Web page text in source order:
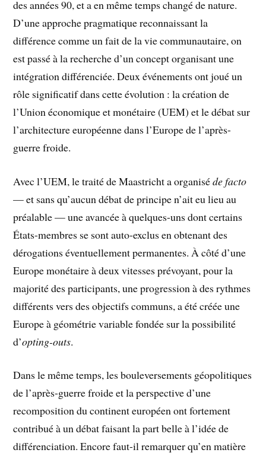
des années 90, et a en même temps changé de nature.
D’une approche pragmatique reconnaissant la
différence comme un fait de la vie communautaire, on
est passé à la recherche d’un concept organisant une
intégration différenciée. Deux événements ont joué un
rôle significatif dans cette évolution : la création de
l’Union économique et monétaire (UEM) et le débat sur
l’architecture européenne dans l’Europe de l’après-
guerre froide.
Avec l’UEM, le traité de Maastricht a organiséde facto
— et sans qu’aucun débat de principe n’ait eu lieu au
préalable — une avancée à quelques-uns dont certains
États-membres se sont auto-exclus en obtenant des
dérogations éventuellement permanentes. À côté d’une
Europe monétaire à deux vitesses prévoyant, pour la
majorité des participants, une progression à des rythmes
différents vers des objectifs communs, a été créée une
Europe à géométrie variable fondée sur la possibilité
d’opting-outs.
Dans le même temps, les bouleversements géopolitiques
de l’après-guerre froide et la perspective d’une
recomposition du continent européen ont fortement
contribué à un débat faisant la part belle à l’idée de
différenciation. Encore faut-il remarquer qu’en matière